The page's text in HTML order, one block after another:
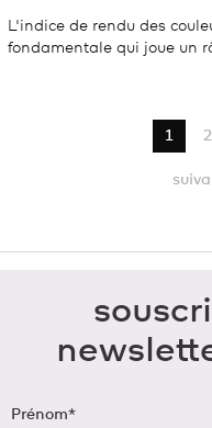
L'indice de rendu des
fondamentale qui joue un
1 2
Prénom*